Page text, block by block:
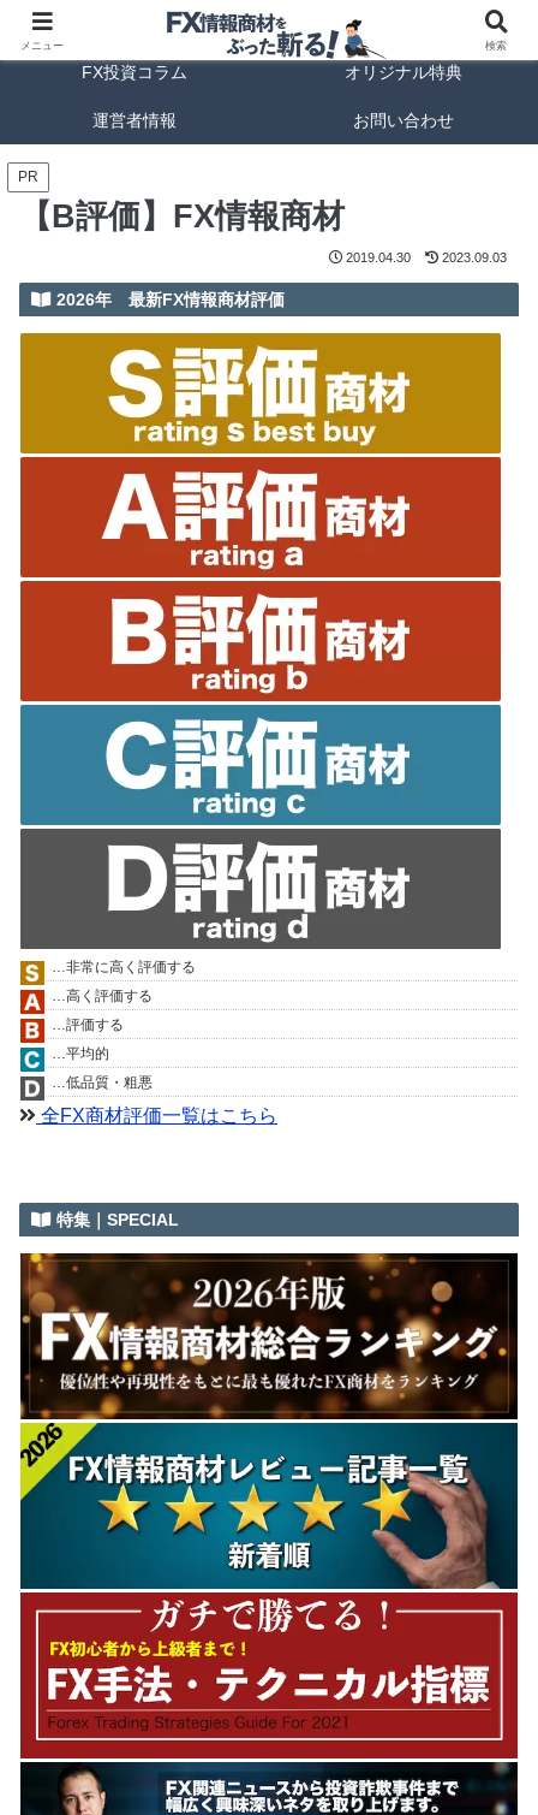
FX商材ランキング FX手法解説
FX投資コラム オリジナル特典
運営者情報 お問い合わせ
PR
【B評価】FX情報商材
2019.04.30 2023.09.03
2026年 最新FX情報商材評価
…非常に高く評価する
…高く評価する
…評価する
…平均的
…低品質・粗悪
全FX商材評価一覧はこちら
特集｜SPECIAL
メニュー 検索